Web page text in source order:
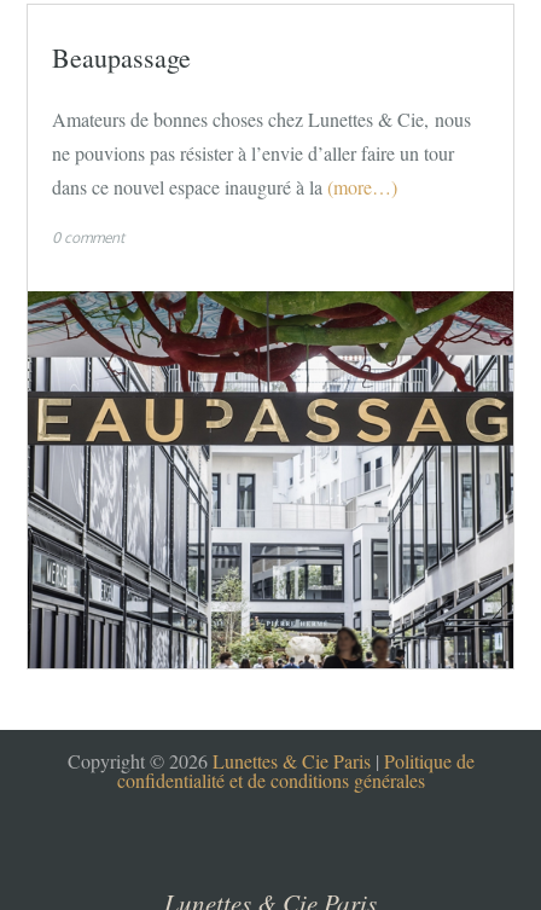
Beaupassage
Amateurs de bonnes choses chez Lunettes & Cie, nous
ne pouvions pas résister à l’envie d’aller faire un tour
dans ce nouvel espace inauguré à la (more…)
0 comment
Copyright © 2026Lunettes & Cie Paris | Politique de
confidentialité et de conditions générales
Lunettes & Cie Paris